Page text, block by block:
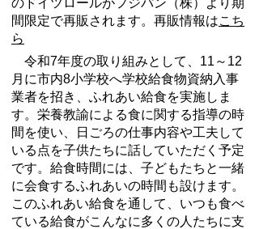
のドイツロールがフジパン（株）より期
間限定で再販されます。再販情報はこち
ら
令和7年度の取り組みとして、11～12
月に市内8小学校へ学校給食物資納入事
業者を招き、ふれあい給食を実施しま
す。栄養教諭による食に関する指導の時
間を使い、日ごろの仕事内容や工夫して
いる点を子供たちに話していただく予定
です。給食時間には、子どもたちと一緒
に会食するふれあいの時間も設けます。
このふれあい給食を通して、いつも食べ
ている給食がこんなに多くの人たちに支